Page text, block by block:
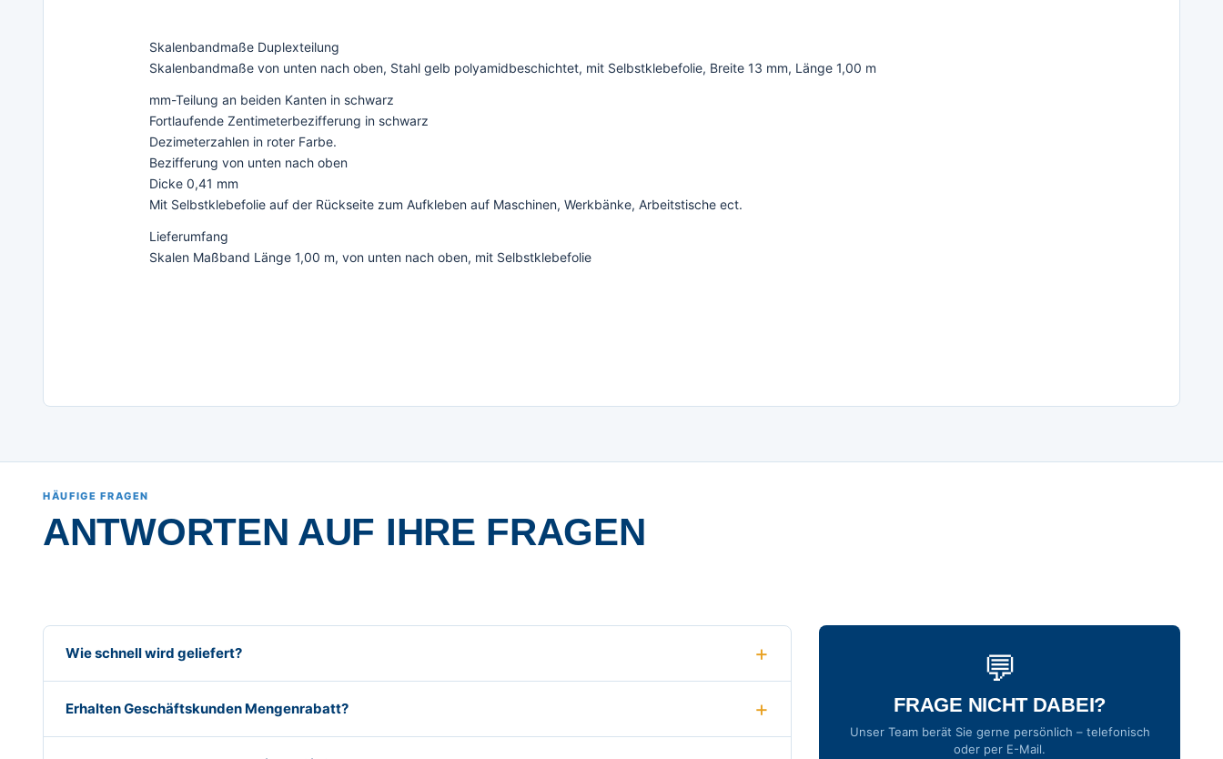
Skalenbandmaße Duplexteilung
Skalenbandmaße von unten nach oben, Stahl gelb polyamidbeschichtet, mit Selbstklebefolie, Breite 13 mm, Länge 1,00 m
mm-Teilung an beiden Kanten in schwarz
Fortlaufende Zentimeterbezifferung in schwarz
Dezimeterzahlen in roter Farbe.
Bezifferung von unten nach oben
Dicke 0,41 mm
Mit Selbstklebefolie auf der Rückseite zum Aufkleben auf Maschinen, Werkbänke, Arbeitstische ect.
Lieferumfang
Skalen Maßband Länge 1,00 m, von unten nach oben, mit Selbstklebefolie
HÄUFIGE FRAGEN
ANTWORTEN AUF IHRE FRAGEN
Wie schnell wird geliefert?
Erhalten Geschäftskunden Mengenrabatt?
💬
FRAGE NICHT DABEI?
Unser Team berät Sie gerne persönlich – telefonisch
oder per E-Mail.